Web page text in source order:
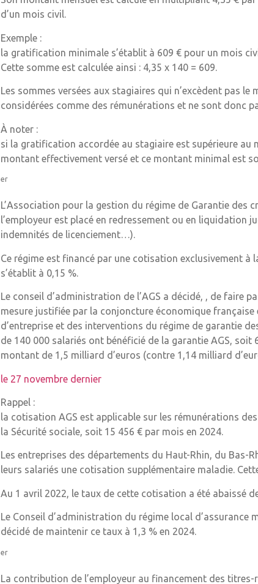
d’un mois civil.
Exemple :
la gratification minimale s’établit à 609 € pour un mois
Cette somme est calculée ainsi : 4,35 x 140 = 609.
Les sommes versées aux stagiaires qui n’excèdent pas
considérées comme des rémunérations et ne sont donc
À noter :
si la gratification accordée au stagiaire est supérieure au
montant effectivement versé et ce montant minimal est
er
L’Association pour la gestion du régime de Garantie des
l’employeur est placé en redressement ou en liquidation
indemnités de licenciement…).
Ce régime est financé par une cotisation exclusivement à
s’établit à 0,15 %.
Le conseil d’administration de l’AGS a décidé, , de faire
mesure justifiée par la conjoncture économique
d’entreprise et des interventions du régime de garantie
de 140 000 salariés ont bénéficié de la garantie AGS,
montant de 1,5 milliard d’euros (contre 1,14 milliard
le 27 novembre dernier
Rappel :
la cotisation AGS est applicable sur les rémunérations
la Sécurité sociale, soit 15 456 € par mois en 2024.
Les entreprises des départements du Haut-Rhin, du Bas-
leurs salariés une cotisation supplémentaire maladie.
Au 1 avril 2022, le taux de cette cotisation a été abaissé
Le Conseil d’administration du régime local d’assurance
décidé de maintenir ce taux à 1,3 % en 2024.
er
La contribution de l’employeur au financement des